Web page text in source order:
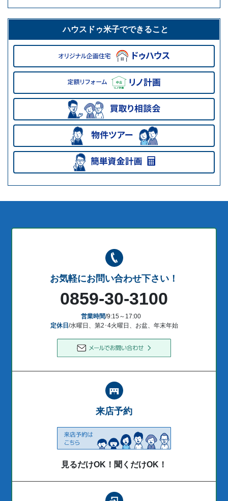
ハウスドゥ米子でできること
お気軽にお問い合わせ下さい！
0859-30-3100
営業時間/9:15～17:00
定休日 /水曜日、第2･4火曜日、お盆、年末年始
来店予約
見るだけOK！聞くだけOK！